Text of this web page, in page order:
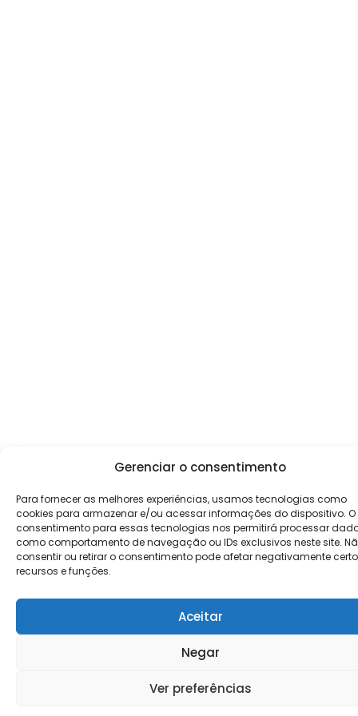
Gerenciar o consentimento
Para fornecer as melhores experiências, usamos tecnologias como
cookies para armazenar e/ou acessar informações do dispositivo. O
consentimento para essas tecnologias nos permitirá processar
como comportamento de navegação ou IDs exclusivos neste site.
consentir ou retirar o consentimento pode afetar negativamente
recursos e funções.
Aceitar
Negar
Ver preferências